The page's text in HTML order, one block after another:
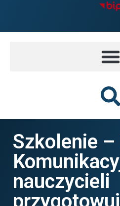
Szkolenie –
nauczycieli